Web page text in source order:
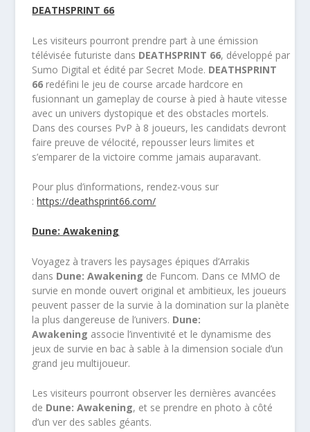
DEATHSPRINT 66
Les visiteurs pourront prendre part à une émission
télévisée futuriste dans DEATHSPRINT 66, développé par
Sumo Digital et édité par Secret Mode. DEATHSPRINT
66 redéfini le jeu de course arcade hardcore en
fusionnant un gameplay de course à pied à haute vitesse
avec un univers dystopique et des obstacles mortels.
Dans des courses PvP à 8 joueurs, les candidats devront
faire preuve de vélocité, repousser leurs limites et
s’emparer de la victoire comme jamais auparavant.
Pour plus d’informations, rendez-vous sur
:https://deathsprint66.com/
Dune: Awakening
Voyagez à travers les paysages épiques d’Arrakis
dans Dune: Awakening de Funcom. Dans ce MMO de
survie en monde ouvert original et ambitieux, les joueurs
peuvent passer de la survie à la domination sur la planète
la plus dangereuse de l’univers. Dune:
Awakening associe l’inventivité et le dynamisme des
jeux de survie en bac à sable à la dimension sociale d’un
grand jeu multijoueur.
Les visiteurs pourront observer les dernières avancées
de Dune: Awakening, et se prendre en photo à côté
d’un ver des sables géants.